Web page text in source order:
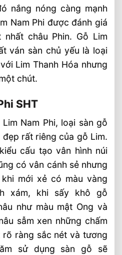
nắng nóng càng mạnh
Nam Phi được đánh giá
châu Phin. Gỗ Lim
ván sàn chủ yếu là loại
Lim Thanh Hóa nhưng
chút.
SHT
Nam Phi, loại sàn gỗ
rất riêng của gỗ Lim.
cấu tạo vân hình núi
có vân cánh sẻ nhưng
mới xẻ có màu vàng
xám, khi sấy khô gỗ
như màu mật Ong và
sẫm xen những chấm
ràng sắc nét và tương
sử dụng sàn gỗ sẽ